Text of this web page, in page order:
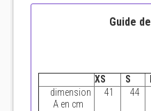
Guide
XS S
dimension
A en cm
41 44